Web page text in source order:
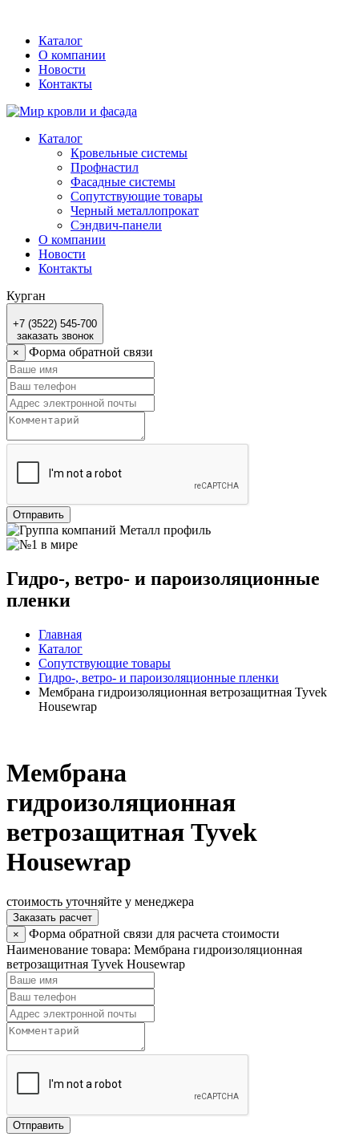
Каталог
О компании
Новости
Контакты
Каталог
Кровельные системы
Профнастил
Фасадные системы
Сопутствующие товары
Черный металлопрокат
Сэндвич-панели
О компании
Новости
Контакты
Курган
+7 (3522) 545-700
заказать звонок
×
Форма обратной связи
Отправить
Гидро-, ветро- и пароизоляционные
пленки
Главная
Каталог
Сопутствующие товары
Гидро-, ветро- и пароизоляционные пленки
Мембрана гидроизоляционная ветрозащитная Tyvek
Housewrap
Мембрана
гидроизоляционная
ветрозащитная Tyvek
Housewrap
стоимость уточняйте у менеджера
Заказать расчет
×
Форма обратной связи для расчета стоимости
Наименование товара: Мембрана гидроизоляционная
ветрозащитная Tyvek Housewrap
Отправить